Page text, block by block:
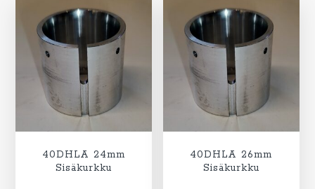
40DHLA 24mm
Sisäkurkku
40DHLA 26mm
Sisäkurkku